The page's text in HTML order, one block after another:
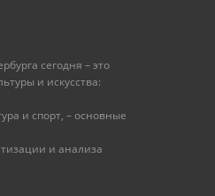
сегодня – это
и искусства:
и спорт, – основные
и анализа